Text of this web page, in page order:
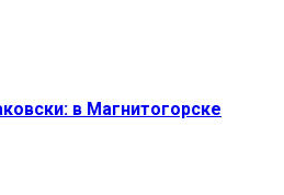
в Магнитогорске